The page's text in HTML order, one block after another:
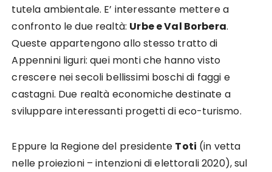
tutela ambientale. E’ interessante mettere a
confronto le due realtà: Urbe e Val Borbera.
Queste appartengono allo stesso tratto di
Appennini liguri: quei monti che hanno visto
crescere nei secoli bellissimi boschi di faggi e
castagni. Due realtà economiche destinate a
sviluppare interessanti progetti di eco-turismo.
Eppure la Regione del presidente Toti (in vetta
nelle proiezioni – intenzioni di elettorali 2020), sul